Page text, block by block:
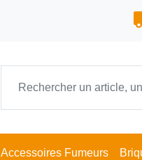
Accessoires Fumeurs